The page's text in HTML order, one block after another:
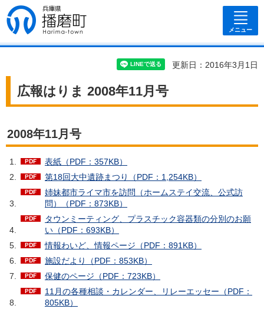
兵庫県 播磨
町
メニュー
更新日：2016年3月1日
広報はりま 2008年11月号
2008年11月号
表紙（PDF：357KB）
第18回大中遺跡まつり（PDF：1,254KB）
姉妹都市ライマ市を訪問（ホームステイ交流、公式訪
問）（PDF：873KB）
タウンミーティング、プラスチック容器類の分別のお願
い（PDF：693KB）
情報わいど、情報ページ（PDF：891KB）
施設だより（PDF：853KB）
保健のページ（PDF：723KB）
11月の各種相談・カレンダー、リレーエッセー（PDF：
805KB）